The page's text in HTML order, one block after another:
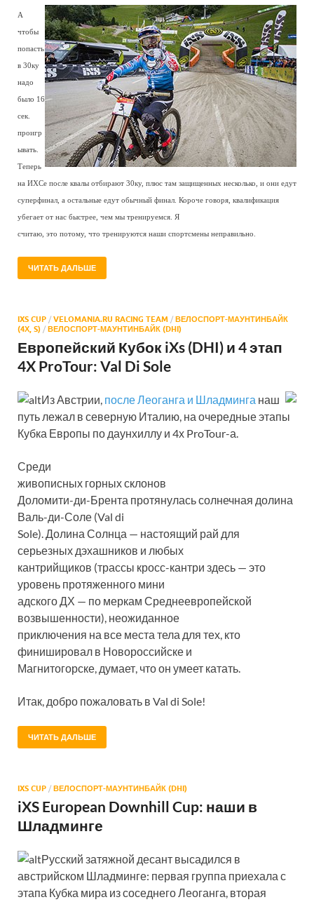
А
чтобы
попасть
в 30ку
надо
было 16
сек.
проигр
ывать.
Теперь
на ИХСе после квалы отбирают 30ку, плюс там защищенных несколько, и они едут
суперфинал, а остальные едут обычный финал. Короче говоря, квалификация
убегает от нас быстрее, чем мы тренируемся. Я
считаю, это потому, что тренируются наши спортсмены неправильно.
ЧИТАТЬ ДАЛЬШЕ
IXS CUP / VELOMANIA.RU RACING TEAM / ВЕЛОСПОРТ-МАУНТИНБАЙК
(4Х, S) / ВЕЛОСПОРТ-МАУНТИНБАЙК (DHI)
Европейский Кубок iXs (DHI) и 4 этап
4X ProTour: Val Di Sole
Из Австрии, после Леоганга и Шладминга наш
путь лежал в северную Италию, на очередные этапы
Кубка Европы по даунхиллу и 4х ProTour-а.
Среди
живописных горных склонов
Доломити-ди-Брента протянулась солнечная долина
Валь-ди-Соле (Val di
Sole). Долина Солнца — настоящий рай для
серьезных дэхашников и любых
кантрийщиков (трассы кросс-кантри здесь — это
уровень протяженного мини
адского ДХ — по меркам Среднеевропейской
возвышенности), неожиданное
приключения на все места тела для тех, кто
финишировал в Новороссийске и
Магнитогорске, думает, что он умеет катать.
Итак, добро пожаловать в Val di Sole!
ЧИТАТЬ ДАЛЬШЕ
IXS CUP / ВЕЛОСПОРТ-МАУНТИНБАЙК (DHI)
iXS European Downhill Cup: наши в
Шладминге
Русский затяжной десант высадился в
австрийском Шладминге: первая группа приехала с
этапа Кубка мира из соседнего Леоганга, вторая